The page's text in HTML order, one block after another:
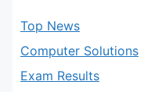
Top News
Computer Solutions
Exam Results